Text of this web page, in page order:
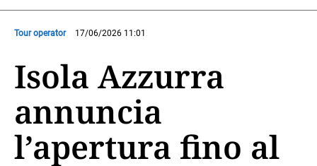
Tour operator 17/06/2026 11:01
Isola Azzurra
annuncia
l’apertura fino al